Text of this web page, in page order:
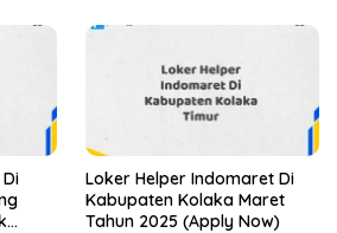
Loker Helper Indomaret Di
Kabupaten Kolaka Maret
Tahun 2025 (Apply Now)